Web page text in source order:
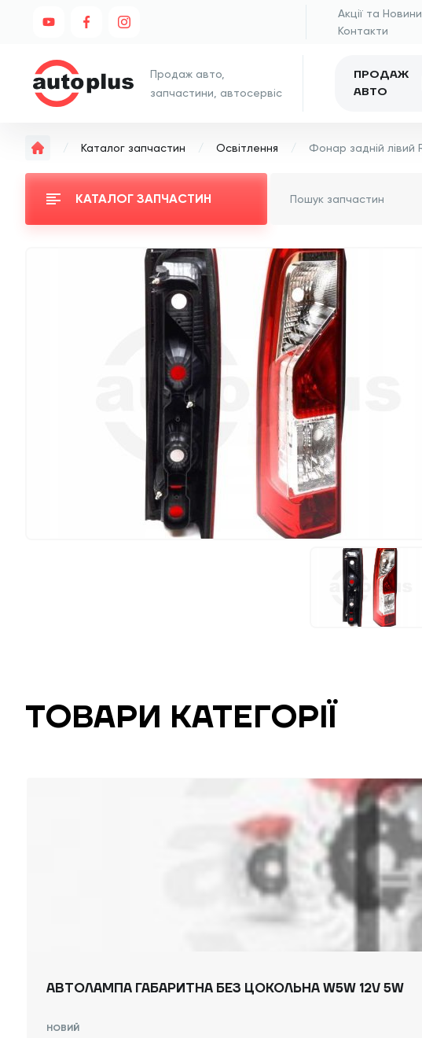
Акції та Новини
Контакти
Продаж авто,
запчастини, автосервіс
ПРОДАЖ
АВТО
Каталог запчастин Освітлення
КАТАЛОГ ЗАПЧАСТИН
ТОВАРИ КАТЕГОРІЇ
АВТОЛАМПА ГАБАРИТНА БЕЗ ЦОКОЛЬНА W5W 12V 5W
НОВИЙ